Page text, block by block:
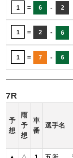
1 = 6 - 2
1 = 2 - 6
1 = 7 - 6
7R
予
想
雨
予
想
車
番
選手名